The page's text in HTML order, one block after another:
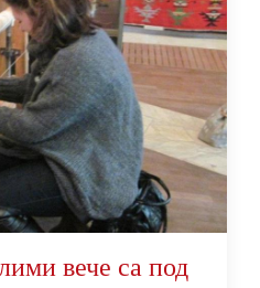
вече са под